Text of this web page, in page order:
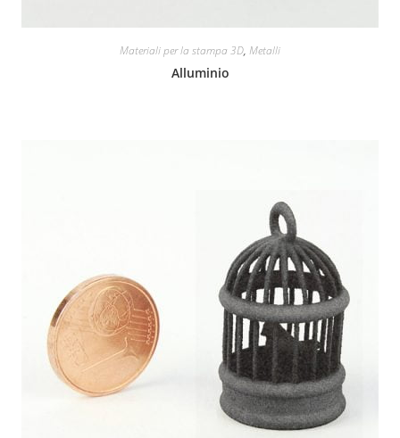
Materiali per la stampa 3D, Metalli
Alluminio